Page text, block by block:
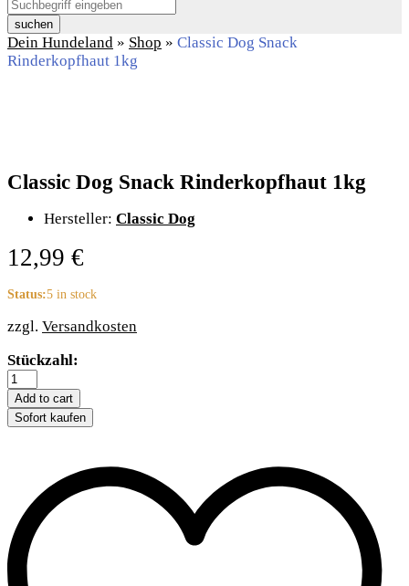
suchen
Dein Hundeland » Shop » Classic Dog Snack
Rinderkopfhaut 1kg
Classic Dog Snack Rinderkopfhaut 1kg
Hersteller: Classic Dog
12,99 €
Status:5 in stock
zzgl. Versandkosten
Classic
Dog
Snack
Rinderkopfhaut
1kg
Stückzahl:
Add to cart
Sofort kaufen